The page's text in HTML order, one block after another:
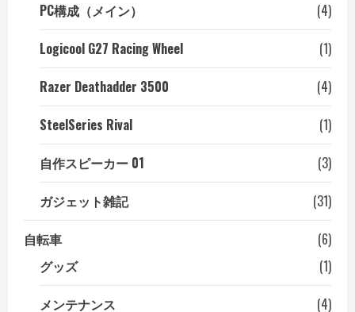
PC構成（メイン）
(4)
Logicool G27 Racing Wheel
(1)
Razer Deathadder 3500
(4)
SteelSeries Rival
(1)
自作スピーカー 01
(3)
ガジェット雑記
(31)
自転車
(6)
グッズ
(1)
メンテナンス
(4)